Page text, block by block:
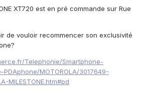
XT720 est en pré commande sur Rue
de vouloir recommencer son exclusivité
Telephonie/Smartphone-
MOTOROLA/3017649-
MILESTONE.htm#pd